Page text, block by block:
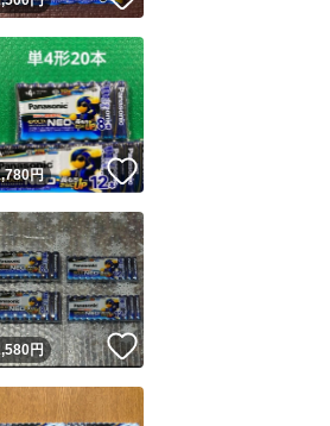
！
円 いいね！
！
円 いいね！